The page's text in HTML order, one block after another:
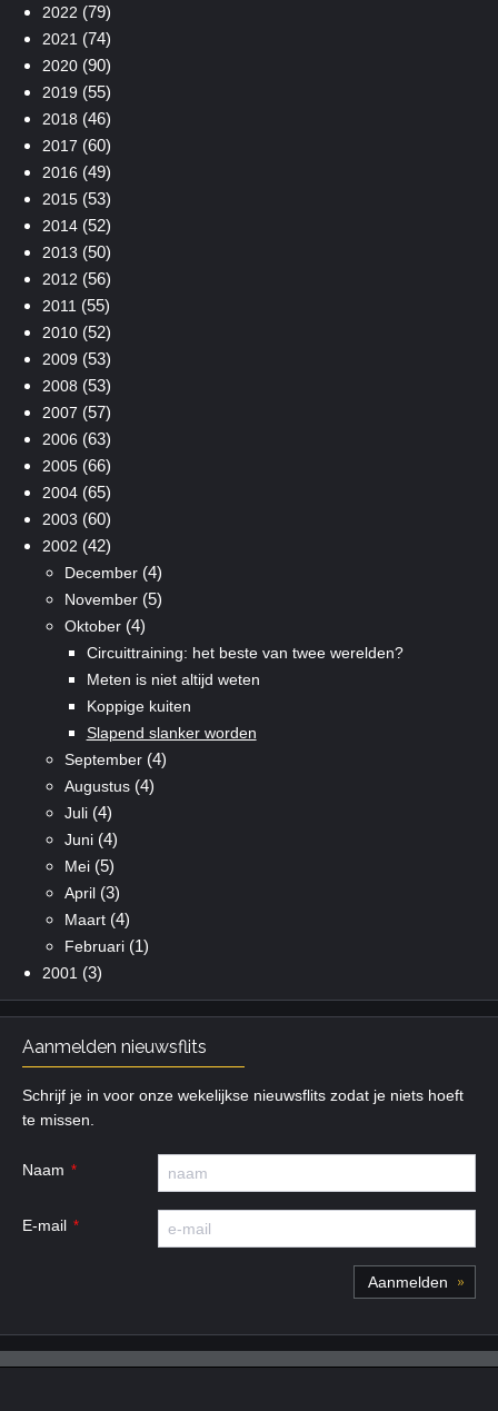
2022 (79)
2021 (74)
2020(90)
2019 (55)
2018 (46)
2017 (60)
2016 (49)
2015(53)
2014(52)
2013 (50)
2012 (56)
2011 (55)
2010(52)
2009 (53)
2008 (53)
2007 (57)
2006 (63)
2005(66)
2004(65)
2003 (60)
2002 (42)
December(4)
November(5)
Oktober(4)
Circuittraining: het beste van twee werelden?
Meten is niet altijd weten
Koppige kuiten
Slapend slanker worden
September(4)
Augustus(4)
Juli(4)
Juni(4)
Mei(5)
April(3)
Maart(4)
Februari(1)
2001 (3)
Aanmelden nieuwsflits
Schrijf je in voor onze wekelijkse nieuwsflits zodat je niets hoeft
te missen.
Naam
E-mail